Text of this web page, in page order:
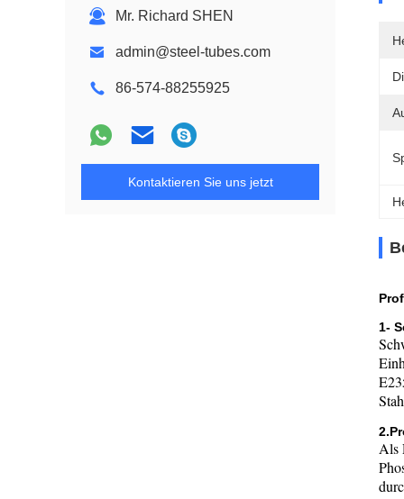
Mr. Richard SHEN
admin@steel-tubes.com
86-574-88255925
Kontaktieren Sie uns jetzt
1-
Als